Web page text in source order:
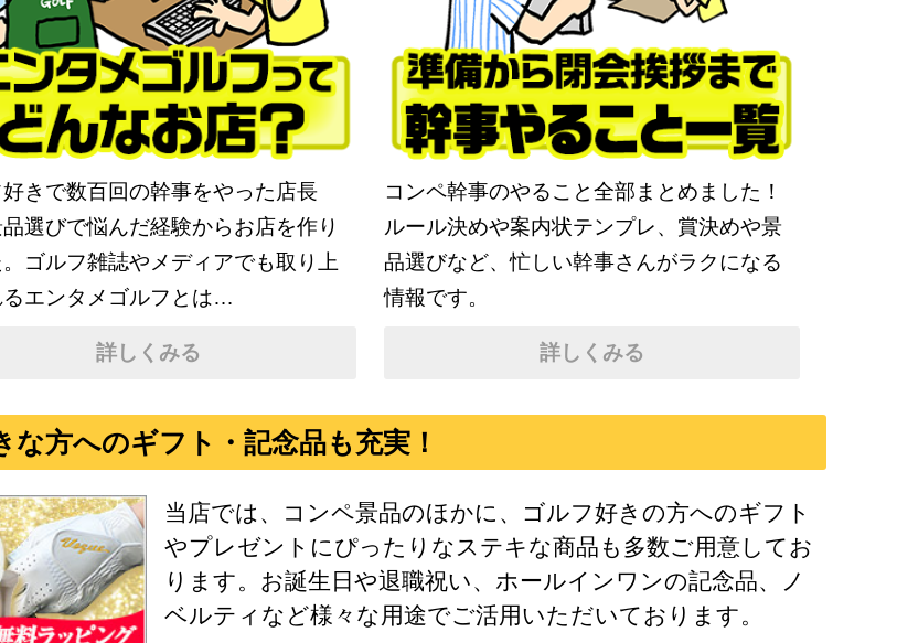
好きで数百回の幹事をやった店長
選びで悩んだ経験からお店を作り
。ゴルフ雑誌やメディアでも取り上
るエンタメゴルフとは…
詳しくみる
コンペ幹事のやること全部まとめました！
ルール決めや案内状テンプレ、賞決めや景
品選びなど、忙しい幹事さんがラクになる
情報です。
詳しくみる
な方へのギフト・記念品も充実！
当店では、コンペ景品のほかに、ゴルフ好きの方へのギフト
やプレゼントにぴったりなステキな商品も多数ご用意してお
ります。お誕生日や退職祝い、ホールインワンの記念品、ノ
ベルティなど様々な用途でご活用いただいております。